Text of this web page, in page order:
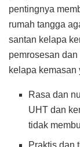
pentingnya
rumah tangga
santan kelapa
pemrosesan
kelapa kemasan
Rasa dan
UHT dan
tidak
Praktis dan